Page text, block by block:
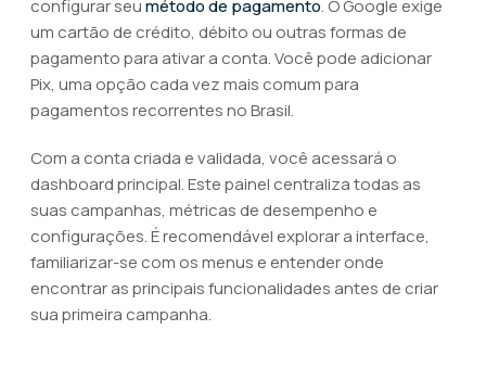
configurar seumétodo de pagamento. O Google exige
um cartão de crédito, débito ou outras formas de
pagamento para ativar a conta. Você pode adicionar
Pix, uma opção cada vez mais comum para
pagamentos recorrentes no Brasil.
Com a conta criada e validada, você acessará o
dashboard principal. Este painel centraliza todas as
suas campanhas, métricas de desempenho e
configurações. É recomendável explorar a interface,
familiarizar-se com os menus e entender onde
encontrar as principais funcionalidades antes de criar
sua primeira campanha.